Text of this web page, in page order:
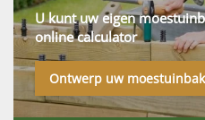
U kunt uw eigen
online calculator
Ontwerp uw moestuinbak